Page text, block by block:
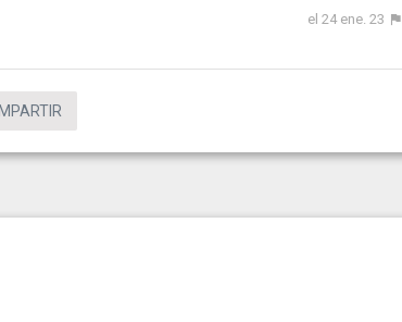
el 24 ene. 23